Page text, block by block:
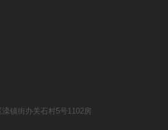
镇街办关石村5号1102房